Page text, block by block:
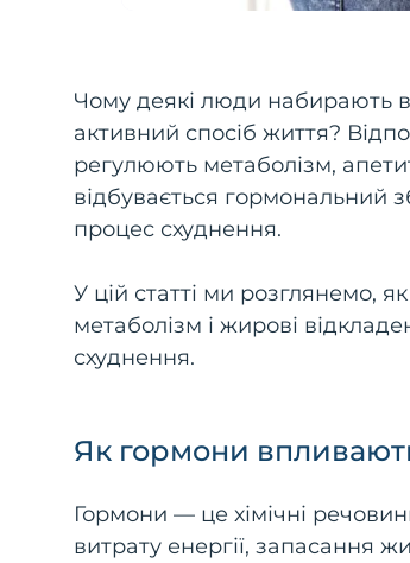
Чому деякі люди набирають
активний спосіб життя?
регулюють метаболізм,
відбувається гормональний
процес схуднення.
У цій статті ми розглянемо,
метаболізм і жирові
схуднення.
Як гормони
Гормони — це хімічні
витрату енергії, запасання